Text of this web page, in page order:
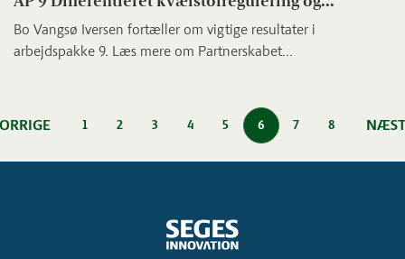
Bo Vangsø Iversen fortæller om vigtige resultater i
arbejdspakke 9. Læs mere om Partnerskabet...
1 2 3 4 5 6 7 8